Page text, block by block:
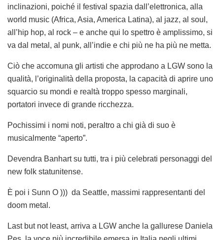
inclinazioni, poiché il festival spazia dall’elettronica, alla
world music (Africa, Asia, America Latina), al jazz, al soul,
all’hip hop, al rock – e anche qui lo spettro è amplissimo, si
va dal metal, al punk, all’indie e chi più ne ha più ne metta.
Ciò che accomuna gli artisti che approdano a LGW sono la
qualità, l’originalità della proposta, la capacità di aprire uno
squarcio su mondi e realtà troppo spesso marginali,
portatori invece di grande ricchezza.
Pochissimi i nomi noti, peraltro a chi già di suo è
musicalmente “aperto”.
Devendra Banhart su tutti, tra i più celebrati personaggi del
new folk statunitense.
È poi i Sunn O ))) da Seattle, massimi rappresentanti del
doom metal.
Last but not least, arriva a LGW anche la gallurese Daniela